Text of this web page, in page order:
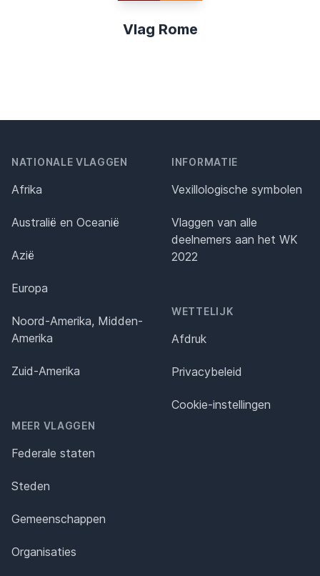
Vlag Rome
NATIONALE VLAGGEN
Afrika
Australië en Oceanië
Azië
Europa
Noord-Amerika, Midden-
Amerika
Zuid-Amerika
MEER VLAGGEN
Federale staten
Steden
Gemeenschappen
Organisaties
INFORMATIE
Vexillologische symbolen
Vlaggen van alle
deelnemers aan het WK
2022
WETTELIJK
Afdruk
Privacybeleid
Cookie-instellingen